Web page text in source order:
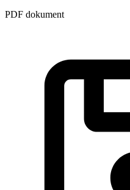
PDF dokument